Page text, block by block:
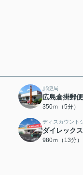
郵便局
広島倉掛郵
350ｍ（5分）
ディスカウント
ダイレック
980ｍ（13分）